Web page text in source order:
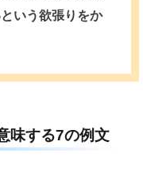
いう欲張りをか
味する7の例文